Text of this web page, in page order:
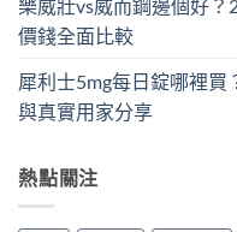
樂威壯vs威而鋼邊個好？
價錢全面比較
犀利士5mg每日錠哪裡買
與真實用家分享
熱點關注